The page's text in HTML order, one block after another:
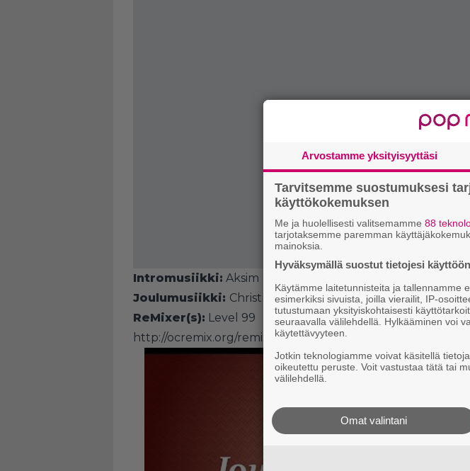
Intromusiikki: Aksim
Joulumusiikki: Christmas NiGHTS into dreams
ReMixer(s): Level 99
http://ocremix.org/remix/OCR02152/
Arvostamme yksityisyyttäsi
Tarvitsemme suostumuksesi
käyttökokemuksen
Me ja huolellisesti valitsemamme 88
tarjotaksemme paremman
mainoksia.
Hyväksymällä suostut tietojesi
Käytämme laitetunnisteita ja tallennamme
esimerkiksi sivuista, joilla vierailit, IP-
tutustumaan yksityiskohtaisesti
seuraavalla välilehdellä. Hylkääminen voi
käytettävyyteen.
Jotkin teknologiamme voivat käsitellä
oikeutettu peruste. Voit vastustaa tätä tai
välilehdellä.
Omat valintani